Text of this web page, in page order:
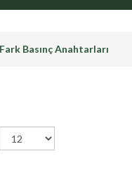
Fark Basınç Anahtarları